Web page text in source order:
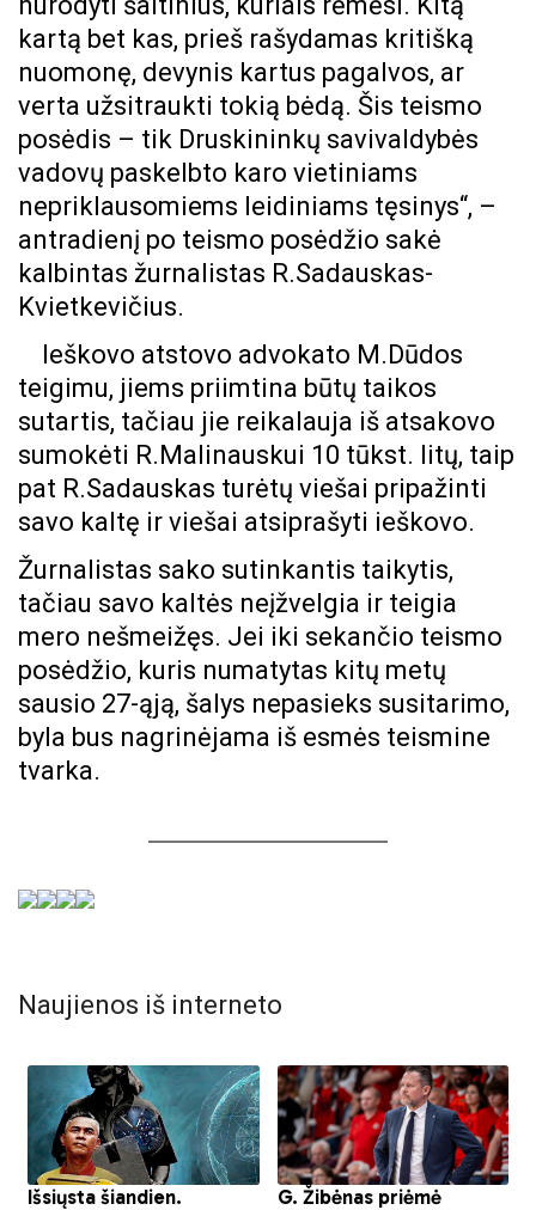
kartą bet kas, prieš rašydamas kritišką
nuomonę, devynis kartus pagalvos, ar
verta užsitraukti tokią bėdą. Šis teismo
posėdis – tik Druskininkų savivaldybės
vadovų paskelbto karo vietiniams
nepriklausomiems leidiniams tęsinys“, –
antradienį po teismo posėdžio sakė
kalbintas žurnalistas R.Sadauskas-
Kvietkevičius.
Ieškovo atstovo advokato M.Dūdos
teigimu, jiems priimtina būtų taikos
sutartis, tačiau jie reikalauja iš atsakovo
sumokėti R.Malinauskui 10 tūkst. litų, taip
pat R.Sadauskas turėtų viešai pripažinti
savo kaltę ir viešai atsiprašyti ieškovo.
Žurnalistas sako sutinkantis taikytis,
tačiau savo kaltės neįžvelgia ir teigia
mero nešmeižęs. Jei iki sekančio teismo
posėdžio, kuris numatytas kitų metų
sausio 27-ąją, šalys nepasieks susitarimo,
byla bus nagrinėjama iš esmės teismine
tvarka.
Naujienos iš interneto